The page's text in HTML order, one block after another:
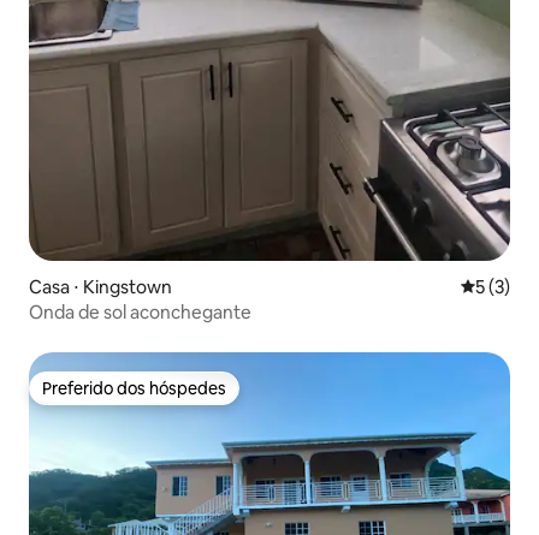
Casa ⋅ Kingstown 5 de
5 (3)
Onda de sol aconchegante
Preferido dos hóspedes
Preferido dos hóspedes